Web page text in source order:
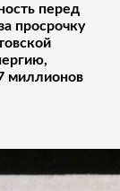
перед
просрочку
миллионов